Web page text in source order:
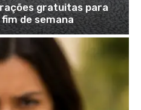
gratuitas para
de semana